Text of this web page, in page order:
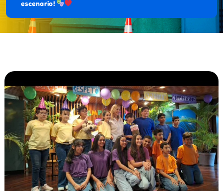
escenario!